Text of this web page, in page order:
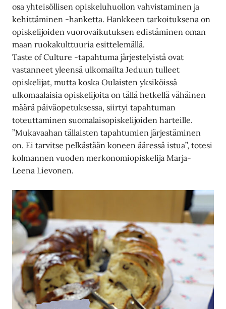
osa yhteisöllisen opiskeluhuollon vahvistaminen ja
kehittäminen -hanketta. Hankkeen tarkoituksena on
opiskelijoiden vuorovaikutuksen edistäminen oman
maan ruokakulttuuria esittelemällä.
Taste of Culture -tapahtuma järjestelyistä ovat
vastanneet yleensä ulkomailta Jeduun tulleet
opiskelijat, mutta koska Oulaisten yksiköissä
ulkomaalaisia opiskelijoita on tällä hetkellä vähäinen
määrä päiväopetuksessa, siirtyi tapahtuman
toteuttaminen suomalaisopiskelijoiden harteille.
”Mukavaahan tällaisten tapahtumien järjestäminen
on. Ei tarvitse pelkästään koneen ääressä istua”, totesi
kolmannen vuoden merkonomiopiskelija Marja-
Leena Lievonen.